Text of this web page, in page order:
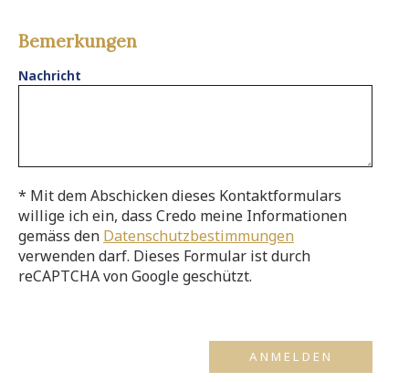
Bemerkungen
Nachricht
* Mit dem Abschicken dieses Kontaktformulars
willige ich ein, dass Credo meine Informationen
gemäss den Datenschutzbestimmungen
verwenden darf. Dieses Formular ist durch
reCAPTCHA von Google geschützt.